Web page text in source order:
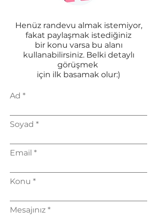
Henüz randevu almak istemiyor,
fakat paylaşmak istediğiniz
bir konu varsa bu alanı
kullanabilirsiniz. Belki detaylı
görüşmek
için ilk basamak olur:)
Ad
Soyad
Email
Konu
Mesajınız